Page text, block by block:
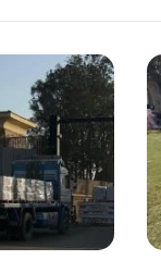
مصر
تمد
غزة
بـ5060
طنا
من
المساعدات
ضمن
قافلة